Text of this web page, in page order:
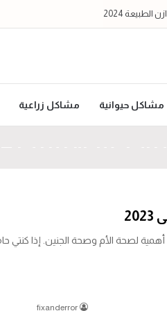
2024
مشاكل حيوانية مشاكل زراعية
لصحة الأم وصحة الجنين. إذا كنتي
fixanderror